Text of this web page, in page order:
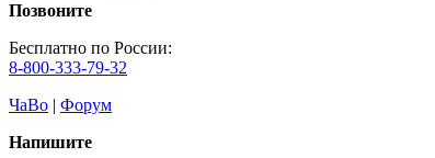
Позвоните
Бесплатно по России:
8-800-333-79-32
ЧаВо | Форум
Напишите